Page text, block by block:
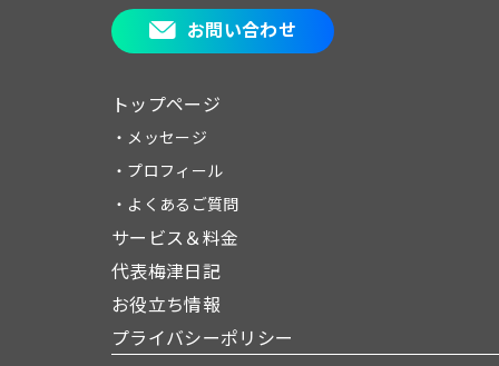
お問い合わせ
トップページ
・メッセージ
・プロフィール
・よくあるご質問
サービス＆料金
代表梅津日記
お役立ち情報
プライバシーポリシー